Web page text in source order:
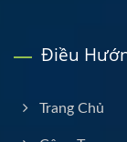
Điều
Trang Chủ